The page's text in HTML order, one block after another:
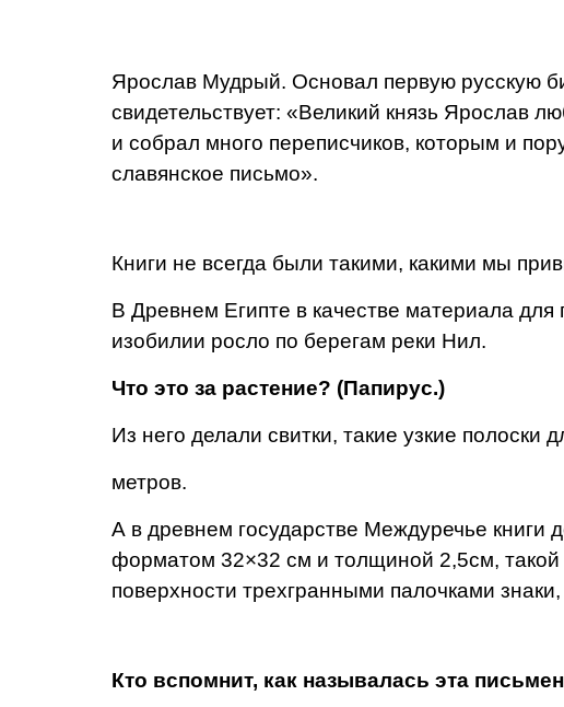
Ярослав Мудрый. Основал первую русскую
свидетельствует: «Великий князь Ярослав
и собрал много переписчиков, которым и
славян­ское письмо».
Книги не всегда были такими, какими мы
В Древнем Египте в качестве материала
изобилии росло по берегам реки Нил.
Что это за растение? (Папирус.)
Из него делали свитки, такие узкие полоски
метров.
А в древнем государстве Междуречье книги
форматом 32×32 см и толщиной 2,5см, такой
поверхности трехгранны­ми палочками
Кто вспомнит, как называлась эта